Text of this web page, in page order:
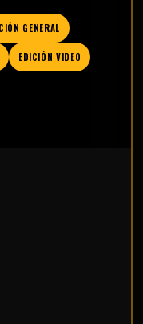
GENERAL
EDICIÓN VIDEO